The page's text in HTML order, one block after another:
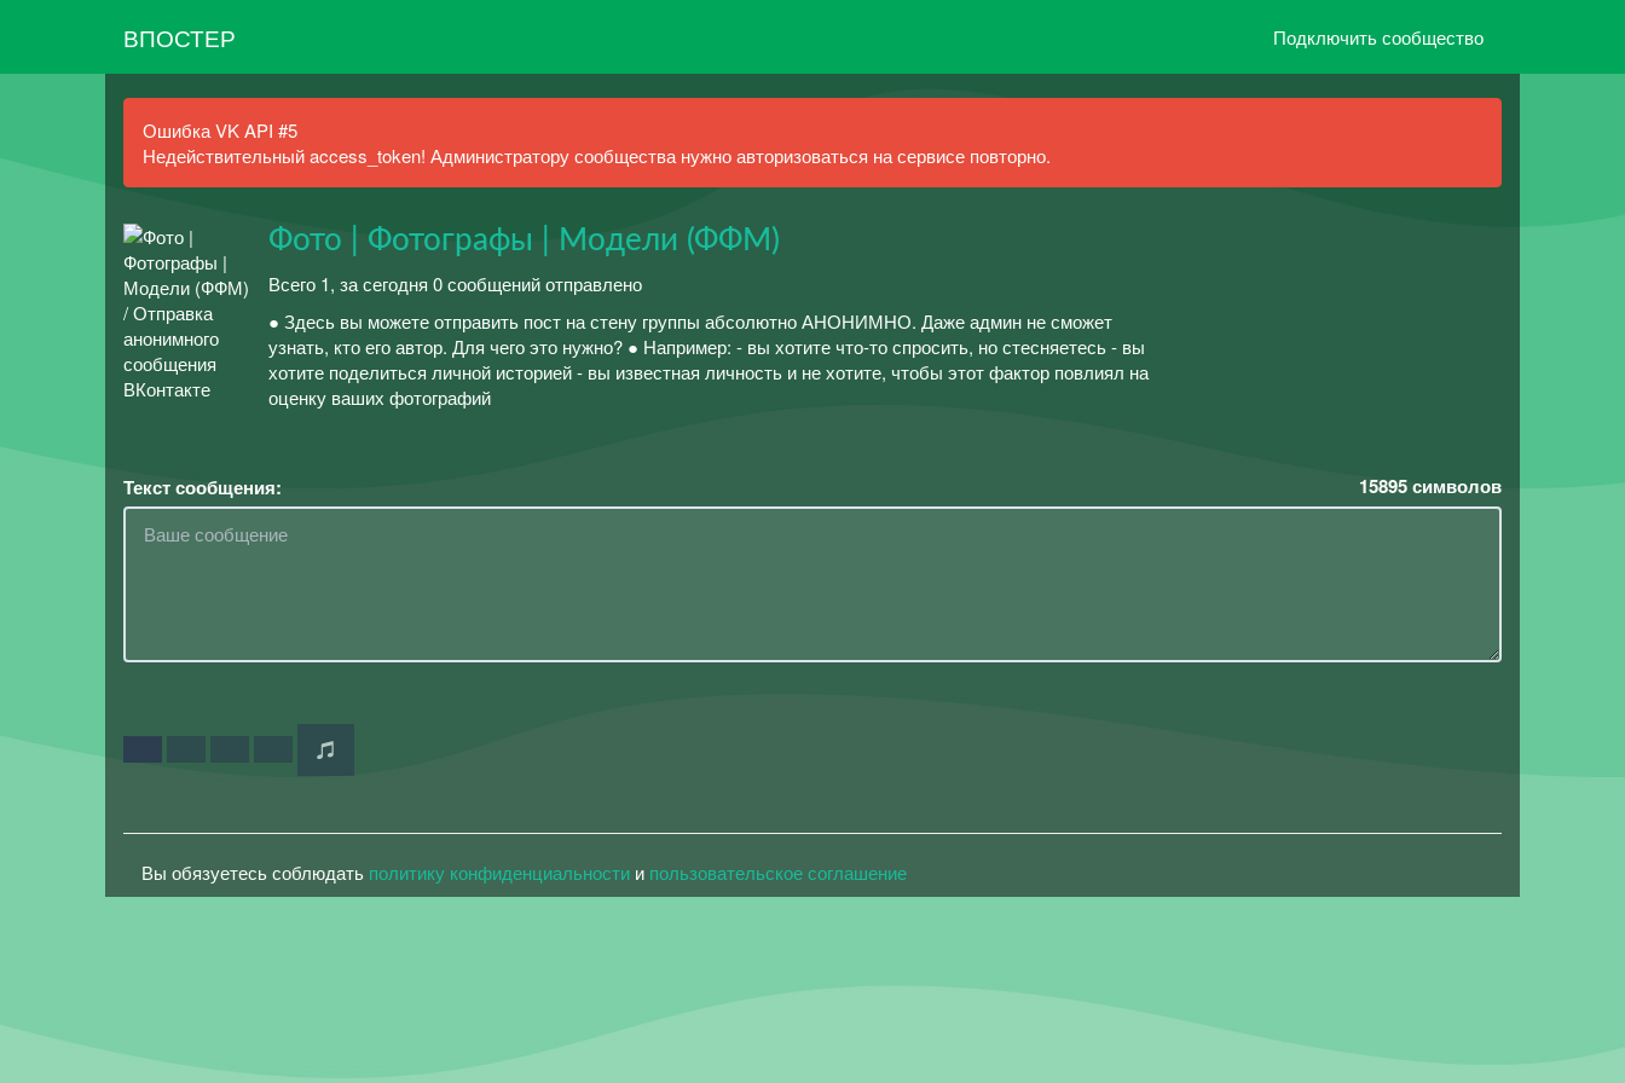
ВПОСТЕР Подключить сообщество
Ошибка VK API #5
Недействительный access_token! Администратору сообщества нужно авторизоваться на сервисе повторно.
Фото | Фотографы | Модели (ФФМ)
Всего 1, за сегодня 0 сообщений отправлено
● Здесь вы можете отправить пост на стену группы абсолютно АНОНИМНО. Даже админ не сможет
узнать, кто его автор. Для чего это нужно? ● Например: - вы хотите что-то спросить, но стесняетесь - вы
хотите поделиться личной историей - вы известная личность и не хотите, чтобы этот фактор повлиял на
оценку ваших фотографий
Текст сообщения: 15895символов
Вы обязуетесь соблюдать политику конфиденциальности и пользовательское соглашение